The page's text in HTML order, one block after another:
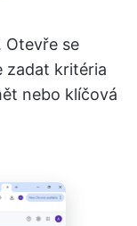
se
zadat kritéria
nebo klíčová